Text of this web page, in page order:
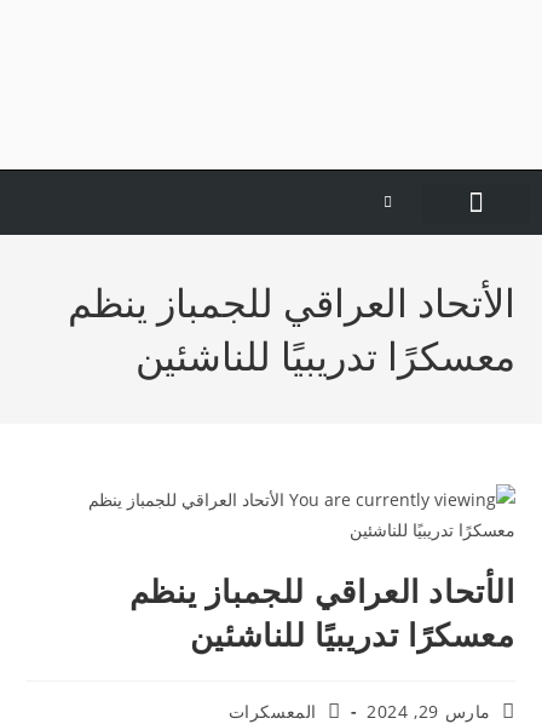
الأتحاد العراقي للجمباز ينظم
معسكرًا تدريبيًا للناشئين
الأتحاد العراقي للجمباز ينظم
معسكرًا تدريبيًا للناشئين
مارس 29, 2024 المعسكرات